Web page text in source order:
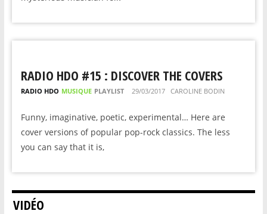
RADIO HDO #15 : DISCOVER THE COVERS
RADIO HDO MUSIQUE PLAYLIST 29/03/2017 CAROLINE BODIN
Funny, imaginative, poetic, experimental… Here are
cover versions of popular pop-rock classics. The less
you can say that it is,
VIDÉO